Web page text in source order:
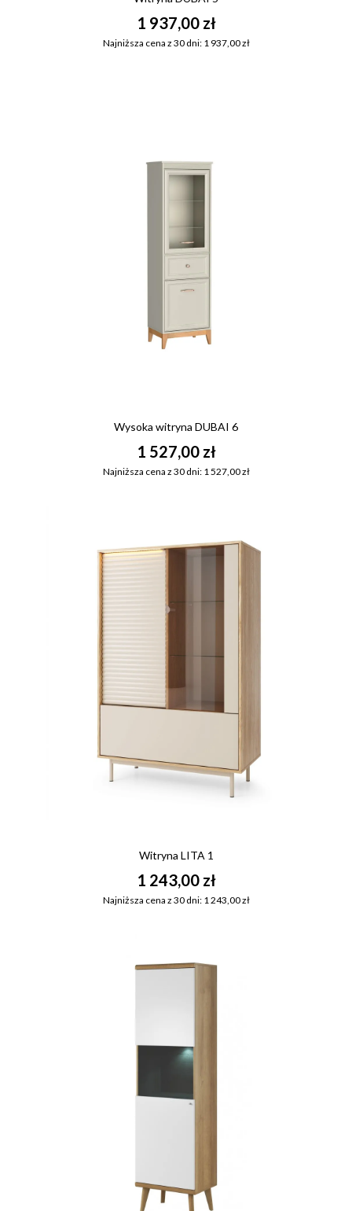
1 937,00 zł
Najniższa cena z 30 dni: 1 937,00 zł
Wysoka witryna DUBAI 6
1 527,00 zł
Najniższa cena z 30 dni: 1 527,00 zł
Witryna LITA 1
1 243,00 zł
Najniższa cena z 30 dni: 1 243,00 zł